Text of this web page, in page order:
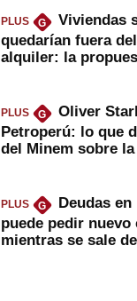
PLUS G
Viviendas
quedarían fuera
alquiler: la
PLUS G
Oliver
Petroperú: lo que
del Minem sobre
PLUS G
Deudas
puede pedir nuevo
mientras se sale